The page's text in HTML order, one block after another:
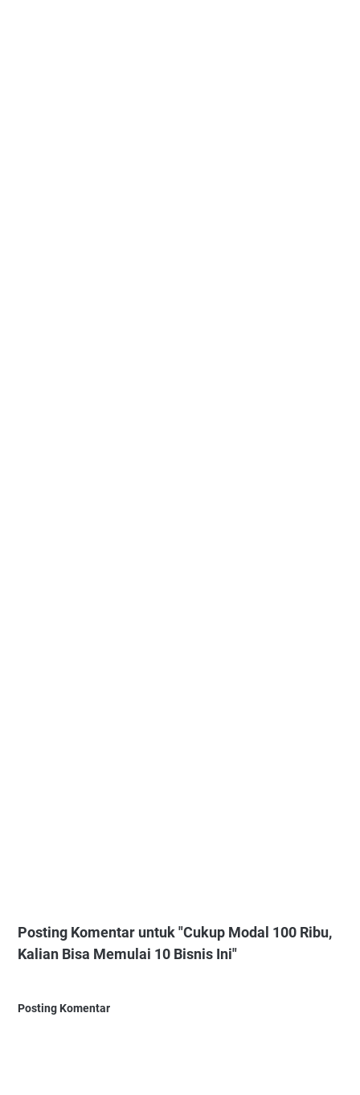
Posting Komentar untuk "Cukup Modal 100 Ribu,
Kalian Bisa Memulai 10 Bisnis Ini"
Posting Komentar